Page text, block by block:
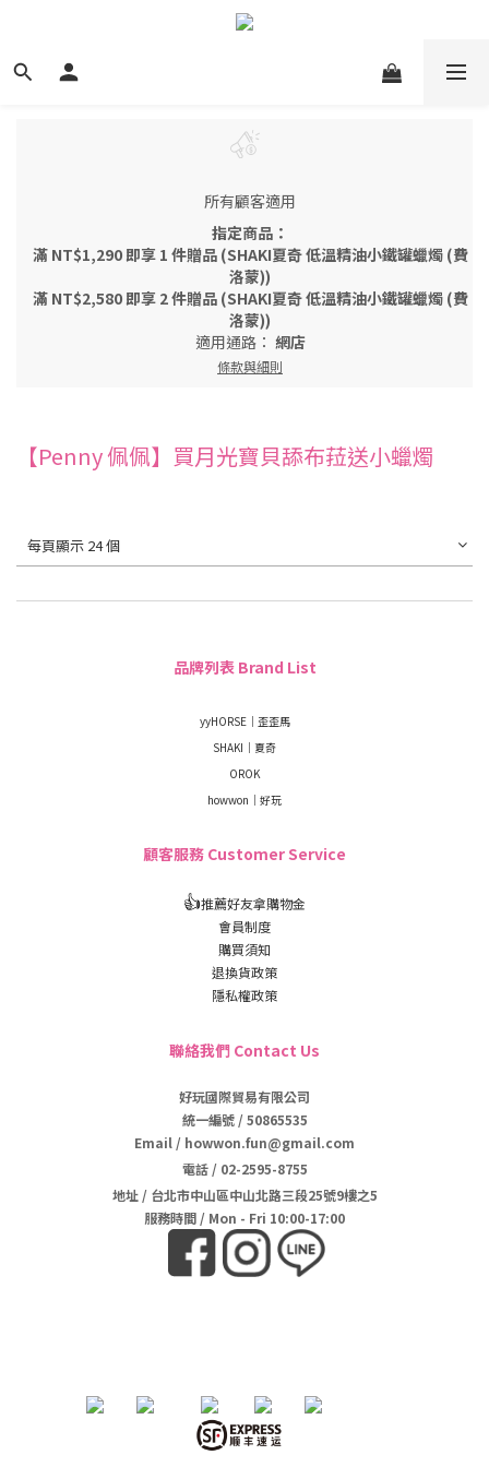
所有顧客適用
指定商品：
滿 NT$1,290 即享 1 件贈品 (SHAKI夏奇 低溫精油小鐵罐蠟燭 (費
洛蒙))
滿 NT$2,580 即享 2 件贈品 (SHAKI夏奇 低溫精油小鐵罐蠟燭 (費
洛蒙))
適用通路： 網店
條款與細則
【Penny 佩佩】買月光寶貝舔布菈送小蠟燭
每頁顯示 24 個
品牌列表 Brand List
yyHORSE｜歪歪馬
SHAKI｜夏奇
OROK
howwon｜好玩
顧客服務 Customer Service
👍推薦好友拿購物金
會員制度
購買須知
退換貨政策
隱私權政策
聯絡我們 Contact Us
好玩國際貿易有限公司
統一編號 / 50865535
Email / howwon.fun@gmail.com
電話/ 02-2595-8755
地址/ 台北市中山區中山北路三段25號9樓之5
服務時間 / Mon - Fri 10:00-17:00